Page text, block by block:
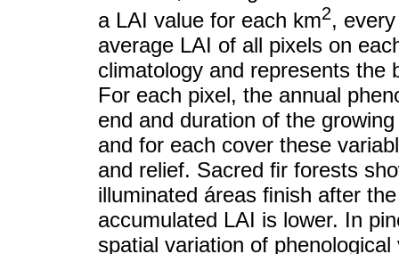
a LAI value for each km2,
average LAI of all pixels on
climatology and represents the
For each pixel, the annual
end and duration of the
and for each cover these
and relief. Sacred ﬁr forests
illuminated áreas ﬁnish after
accumulated LAI is lower. In
spatial variation of